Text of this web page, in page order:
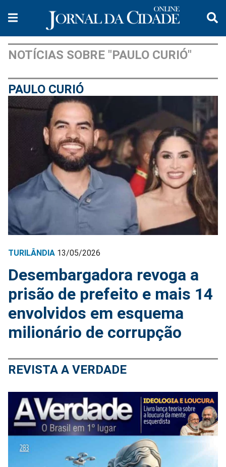
NOTÍCIAS SOBRE "PAULO CURIÓ"
PAULO CURIÓ
TURILÂNDIA 13/05/2026
Desembargadora revoga a
prisão de prefeito e mais 14
envolvidos em esquema
milionário de corrupção
REVISTA A VERDADE